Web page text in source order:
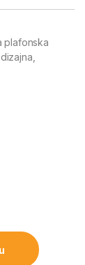
plafonska